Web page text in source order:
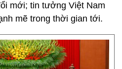
mới; tin tưởng Việt Nam
mẽ trong thời gian tới.